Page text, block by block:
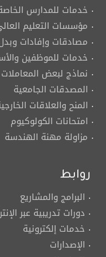
خدمات للمدارس الخاصة
مؤسسات التعليم
مصادقات وإفادات
خدمات للموظفين
نماذج لبعض المعاملات
المصدقات الجامعية
المنح والعلاقات الخارجية
امتحانات الكولوكيوم
مزاولة مهنة الهندسة
روابط
البرامج والمشاريع
دورات تدريبية عبر
خدمات إلكترونية
الإصدارات